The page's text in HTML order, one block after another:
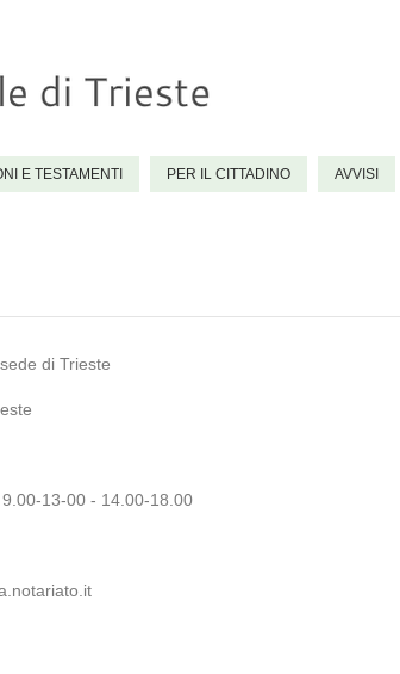
E TESTAMENTI PER IL CITTADINO AVVISI
di Trieste
9.00-13-00 - 14.00-18.00